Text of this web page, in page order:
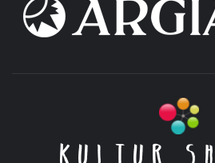
KULTUR